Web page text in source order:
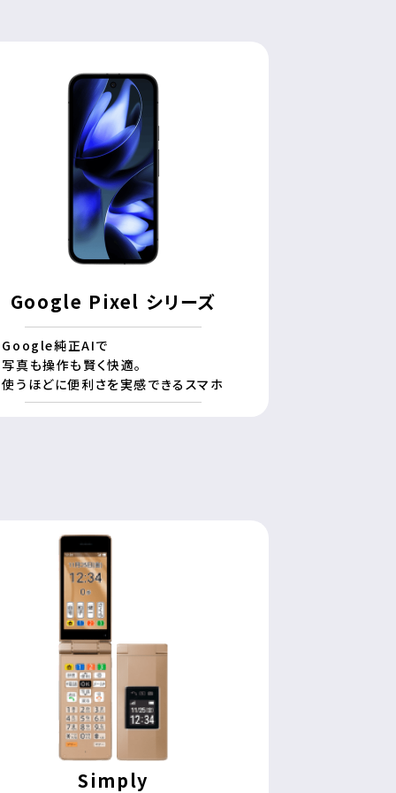
Google Pixel シリーズ
Google純正AIで
写真も操作も賢く快適。
使うほどに便利さを実感できるスマホ
Simply